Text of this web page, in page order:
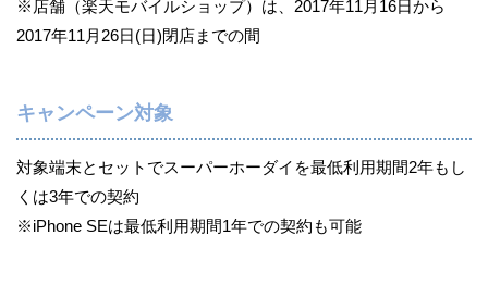
※店舗（楽天モバイルショップ）は、2017年11月16日から
2017年11月26日(日)閉店までの間
キャンペーン対象
対象端末とセットでスーパーホーダイを最低利用期間2年もし
くは3年での契約
※iPhone SEは最低利用期間1年での契約も可能